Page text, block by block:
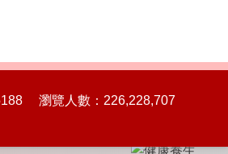
瀏覽人數：226,228,707